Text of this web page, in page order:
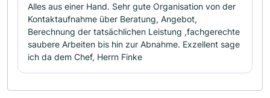
Alles aus einer Hand. Sehr gute Organisation von der
Kontaktaufnahme über Beratung, Angebot,
Berechnung der tatsächlichen Leistung ,fachgerechte
saubere Arbeiten bis hin zur Abnahme. Exzellent sage
ich da dem Chef, Herrn Finke